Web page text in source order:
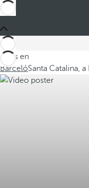
Estás en
BarcelóSanta Catalina,